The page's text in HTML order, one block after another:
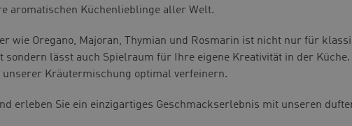
aromatischen Küchenlieblinge aller Welt.
wie Oregano, Majoran, Thymian und Rosmarin ist nicht nur für
sondern lässt auch Spielraum für Ihre eigene Kreativität in der Küche.
Kräutermischung optimal verfeinern.
erleben Sie ein einzigartiges Geschmackserlebnis mit unseren